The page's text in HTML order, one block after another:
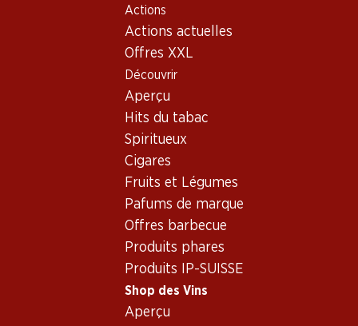
Actions
Actions actuelles
Offres XXL
Découvrir
Aperçu
Hits du tabac
Spiritueux
Cigares
Fruits et Légumes
Pafums de marque
Offres barbecue
Produits phares
Produits IP-SUISSE
Shop des Vins
Aperçu
Shop des Vins
Argentine
Mendoza
Trivento Malbec Reserve
Recto Verso